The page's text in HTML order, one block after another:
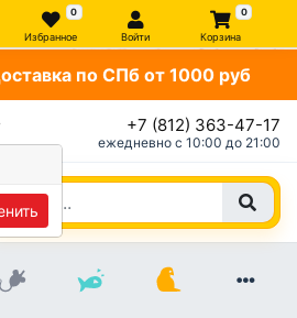
0
Избранное Войти
0
Корзина
по СПб от 1000 руб
+7 (812) 363-47-17
ежедневно c 10:00 до 21:00